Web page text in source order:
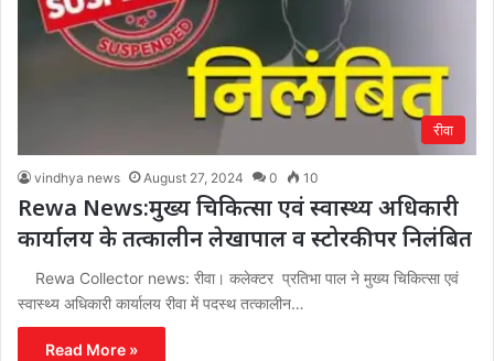
रीवा
vindhya news August 27, 2024 0 10
Rewa News:मुख्य चिकित्सा एवं स्वास्थ्य अधिकारी
कार्यालय के तत्कालीन लेखापाल व स्टोरकीपर निलंबित
Rewa Collector news: रीवा। कलेक्टर प्रतिभा पाल ने मुख्य चिकित्सा एवं
स्वास्थ्य अधिकारी कार्यालय रीवा में पदस्थ तत्कालीन…
Read More »